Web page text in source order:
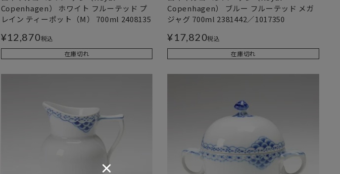
Copenhagen） ホワイト フルーテッド プ
レイン ティーポット（M） 700ml 2408135
¥12,870税込
在庫切れ
Copenhagen） ブルー フルーテッド メガ
ジャグ 700ml 2381442／1017350
¥17,820税込
在庫切れ